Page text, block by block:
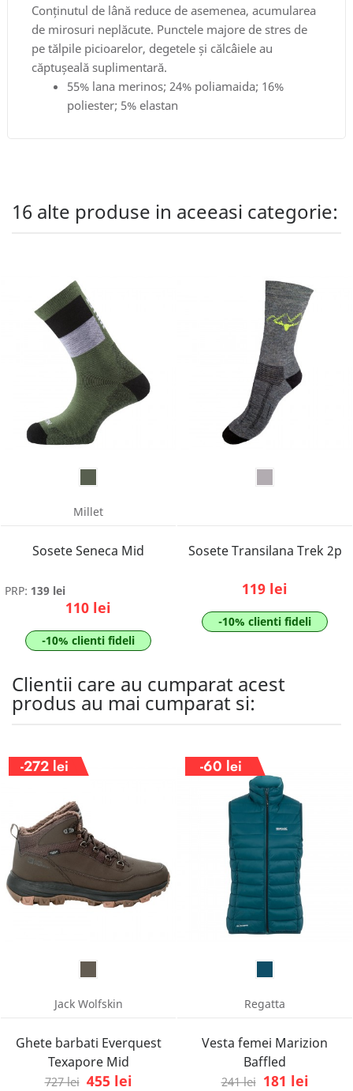
Conținutul de lână reduce de asemenea, acumularea
de mirosuri neplăcute. Punctele majore de stres de
pe tălpile picioarelor, degetele și călcâiele au
căptușeală suplimentară.
55% lana merinos; 24% poliamaida; 16%
poliester; 5% elastan
16 alte produse in aceeasi categorie:
Millet
Sosete Seneca Mid
PRP: 139 lei
110 lei
-10% clienti fideli
Sosete Transilana Trek 2p
119 lei
-10% clienti fideli
Clientii care au cumparat acest
produs au mai cumparat si:
-272 lei
Jack Wolfskin
Ghete barbati Everquest
Texapore Mid
727 lei 455 lei
-60 lei
Regatta
Vesta femei Marizion
Baffled
241 lei 181 lei